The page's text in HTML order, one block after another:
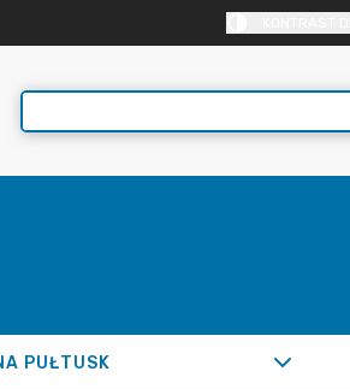
PUŁTUSK